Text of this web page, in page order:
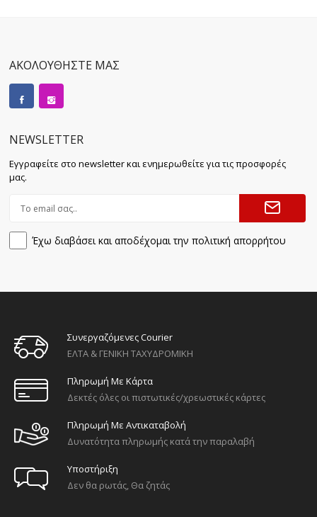
ΑΚΟΛΟΥΘΗΣΤΕ ΜΑΣ
NEWSLETTER
Εγγραφείτε στο newsletter και ενημερωθείτε για τις προσφορές
μας.
Έχω διαβάσει και αποδέχομαι την πολιτική απορρήτου
Συνεργαζόμενες Courier
ΕΛΤΑ & ΓΕΝΙΚΗ ΤΑΧΥΔΡΟΜΙΚΗ
Πληρωμή Με Κάρτα
Δεκτές όλες οι πιστωτικές/χρεωστικές κάρτες
Πληρωμή Με Αντικαταβολή
Δυνατότητα πληρωμής κατά την παραλαβή
Υποστήριξη
Δεν θα ρωτάς, Θα ζητάς